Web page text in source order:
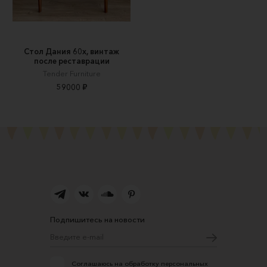
Стол Дания 60х, винтаж
после реставрации
Tender Furniture
59000 ₽
Подпишитесь на новости
Соглашаюсь на обработку персональных